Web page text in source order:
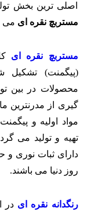
اصلی ترین بخش
مستربچ نقره ای می
مستربچ نقره ای
(پیگمنت)
محصولات در بین
گیری از مدرنترین
مواد اولیه و
تهیه و تولید می
دارای ثبات نوری و
روز دنیا می باشند.
رنگدانه نقره ای در